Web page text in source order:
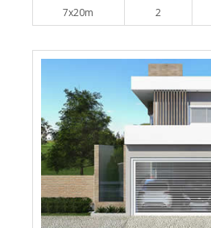
7x20m 2